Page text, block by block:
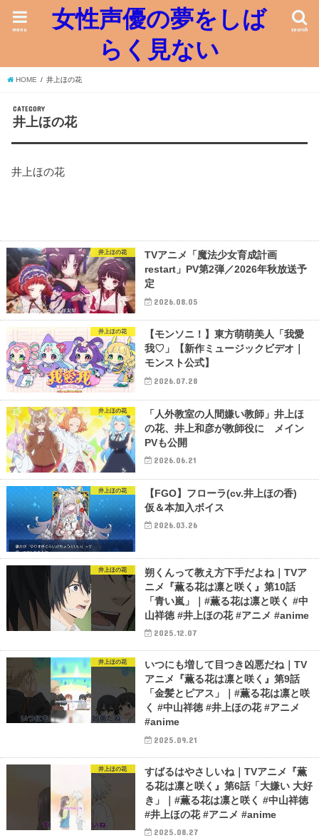
女性声優の夢をしば
らく見ない
search
menu
HOME 井上ほの花
CATEGORY
井上ほの花
井上ほの花
井上ほの花
TVアニメ「魔法少女育成計画
restart」PV第2弾／2026年秋放送予
定
2026.08.05
井上ほの花
【モンソニ！】東方萌萌美人「我愛
我♡」【新作ミュージックビデオ｜
モンスト公式】
2026.07.28
井上ほの花
「人外教室の人間嫌い教師」井上ほ
の花、井上和彦が教師役に メイン
PVも公開
2026.06.21
井上ほの花
【FGO】フローラ(cv.井上ほの香)
仮＆本加入ボイス
2026.03.26
井上ほの花
朔くんって教え方下手だよね｜TVア
ニメ『薫る花は凛と咲く』第10話
「青い嵐」｜#薫る花は凛と咲く #中
山祥徳 #井上ほの花 #アニメ #anime
2025.12.07
井上ほの花
いつにも増して目つき凶悪だね｜TV
アニメ『薫る花は凛と咲く』第9話
「金髪とピアス」｜#薫る花は凛と咲
く #中山祥徳 #井上ほの花 #アニメ
#anime
2025.09.21
井上ほの花
すばるはやさしいね｜TVアニメ『薫
る花は凛と咲く』第6話「大嫌い 大好
き」｜#薫る花は凛と咲く #中山祥徳
#井上ほの花 #アニメ #anime
2025.08.27